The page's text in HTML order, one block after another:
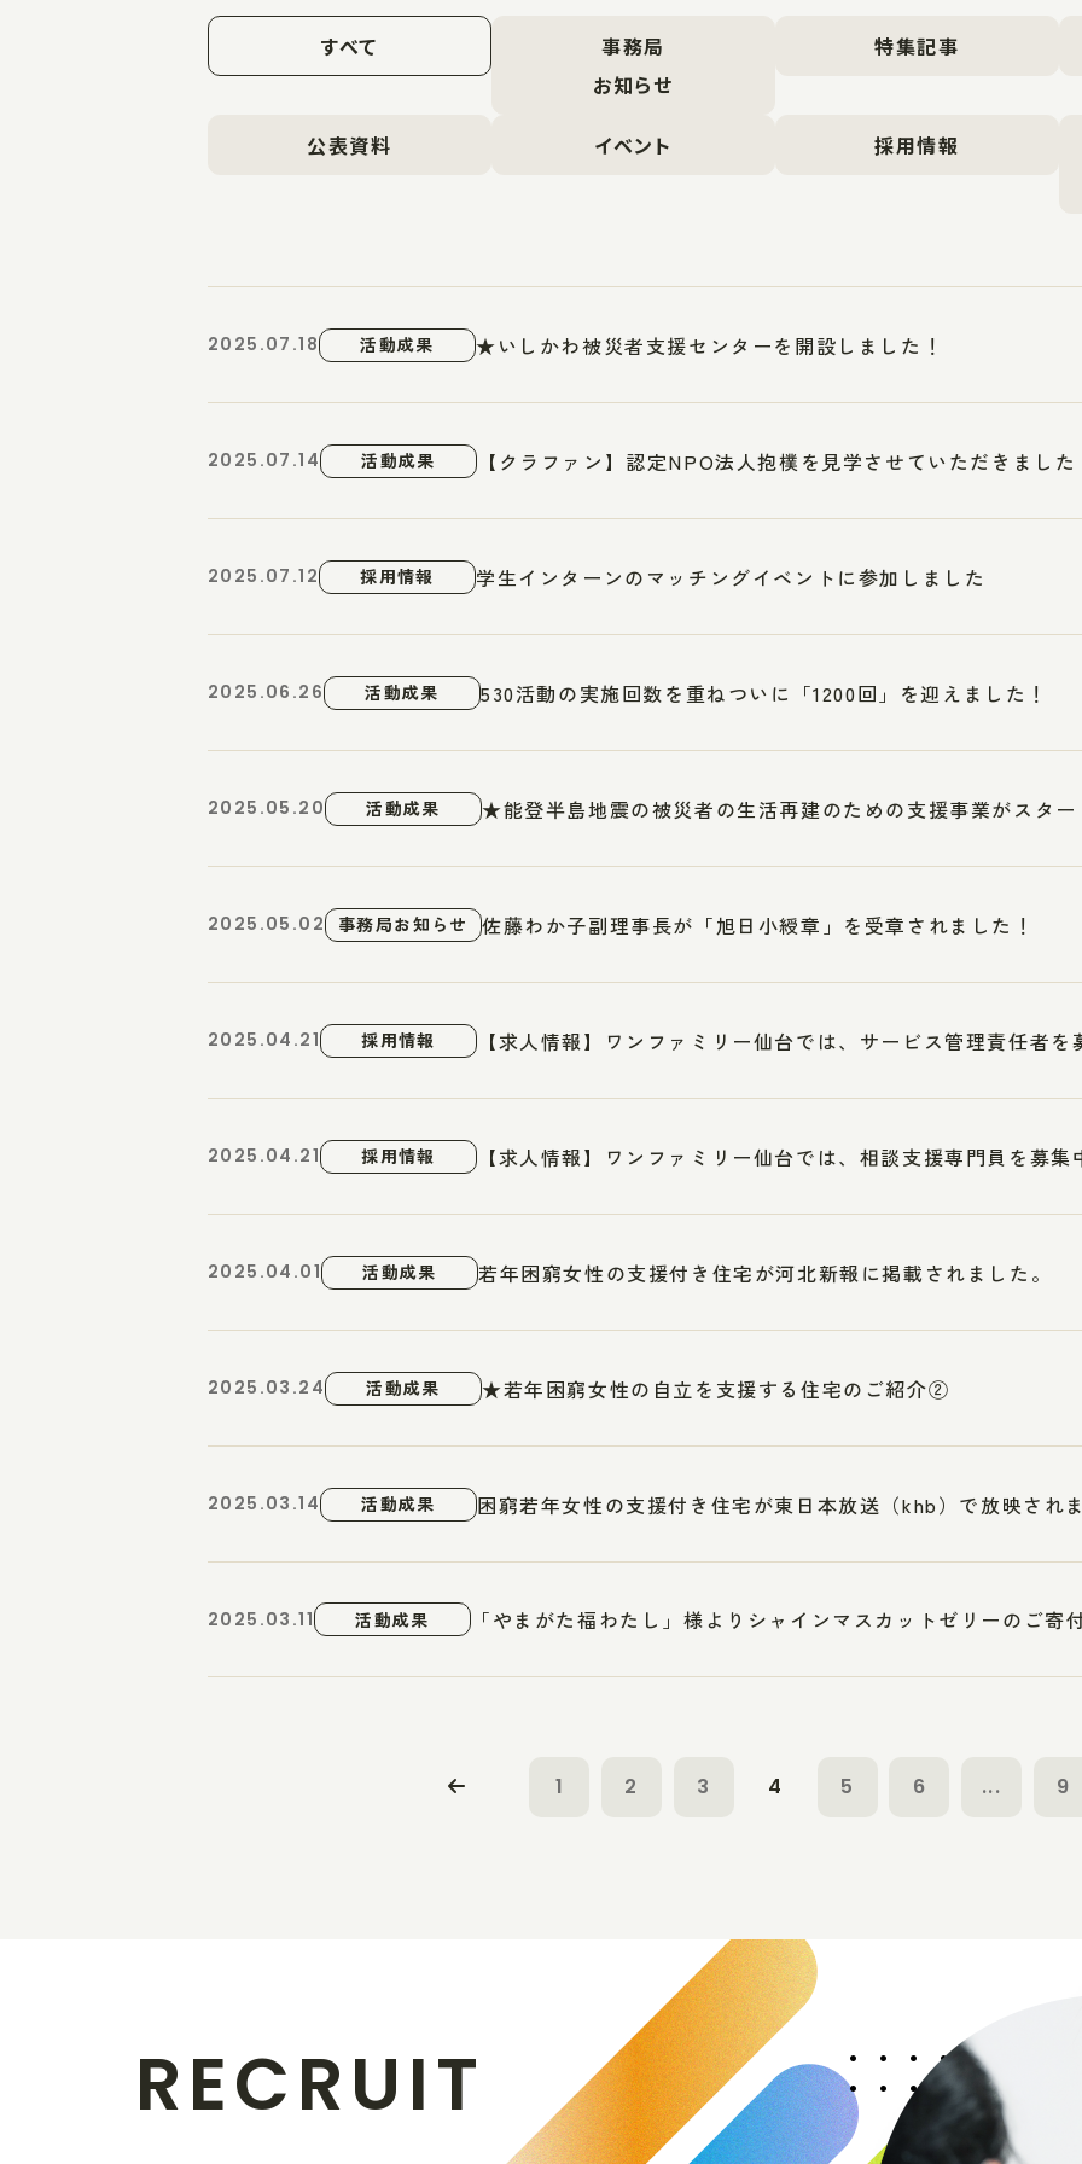
すべて
事務局
お知らせ
特集記事
公表資料 イベント 採用情報
2025.07.18 活動成果 ★いしかわ被災者支援センターを開設しました！
2025.07.14 活動成果 【クラファン】認定NPO法人抱樸を見学させていただきました
2025.07.12 採用情報 学生インターンのマッチングイベントに参加しました
2025.06.26 活動成果 530活動の実施回数を重ねついに「1200回」を迎えました！
2025.05.20 活動成果 ★能登半島地震の被災者の生活再建のための支援事業がスター
2025.05.02 事務局お知らせ 佐藤わか子副理事長が「旭日小綬章」を受章されました！
2025.04.21 採用情報 【求人情報】ワンファミリー仙台では、サービス管理責任者を
2025.04.21 採用情報 【求人情報】ワンファミリー仙台では、相談支援専門員を募集
2025.04.01 活動成果 若年困窮女性の支援付き住宅が河北新報に掲載されました。
2025.03.24 活動成果 ★若年困窮女性の自立を支援する住宅のご紹介②
2025.03.14 活動成果 困窮若年女性の支援付き住宅が東日本放送（khb）で放映されま
2025.03.11 活動成果 「やまがた福わたし」様よりシャインマスカットゼリーのご寄
1 2 3 4 5 6 ... 9
RECRUIT